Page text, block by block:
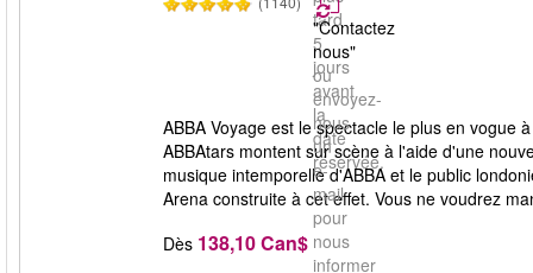
tard
5
jours
avant
la
date
réservée.
"Contactez
nous"
ou
envoyez-
nous
un
e-
mail
pour
nous
informer
ABBA Voyage est le spectacle le plus en vogue
ABBAtars montent sur scène à l'aide d'une
musique intemporelle d'ABBA et le public
Arena construite à cet effet. Vous ne voudrez
Dès 138,10 Can$